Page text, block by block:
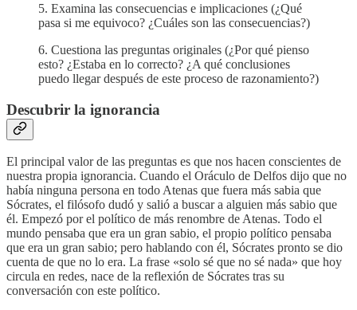
5. Examina las consecuencias e implicaciones (¿Qué
pasa si me equivoco? ¿Cuáles son las consecuencias?)
6. Cuestiona las preguntas originales (¿Por qué pienso
esto? ¿Estaba en lo correcto? ¿A qué conclusiones
puedo llegar después de este proceso de razonamiento?)
Descubrir la ignorancia
El principal valor de las preguntas es que nos hacen conscientes de
nuestra propia ignorancia. Cuando el Oráculo de Delfos dijo que no
había ninguna persona en todo Atenas que fuera más sabia que
Sócrates, el filósofo dudó y salió a buscar a alguien más sabio que
él. Empezó por el político de más renombre de Atenas. Todo el
mundo pensaba que era un gran sabio, el propio político pensaba
que era un gran sabio; pero hablando con él, Sócrates pronto se dio
cuenta de que no lo era. La frase «solo sé que no sé nada» que hoy
circula en redes, nace de la reflexión de Sócrates tras su
conversación con este político.